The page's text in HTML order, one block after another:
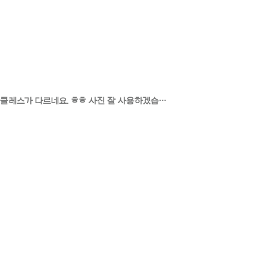
작년에 저거 탔었을 때에도 이와 같은 사진을 올린 적이 있었던 걸로 기억을 하는데 역시 작가님이시라 클레스가 다르네요. ㅎㅎ 사진 잘 사용하겠습니다. 감사합니다.